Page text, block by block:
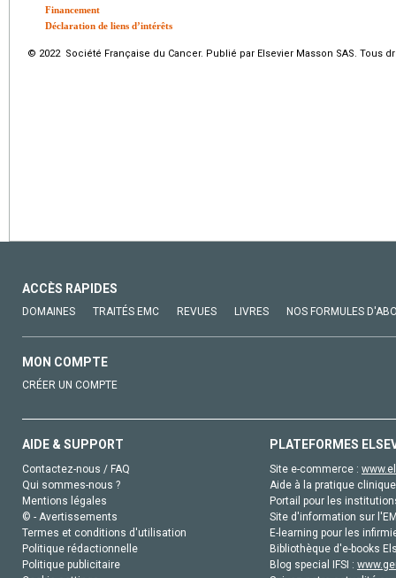
Financement
Déclaration de liens d’intérêts
© 2022 Société Française du Cancer. Publié par Elsevier Masson SAS. Tous
ACCÈS RAPIDES
DOMAINES TRAITÉS EMC REVUES LIVRES NOS FORMULES
MON COMPTE
CRÉER UN COMPTE
AIDE & SUPPORT
Contactez-nous / FAQ
Qui sommes-nous ?
Mentions légales
© - Avertissements
Termes et conditions d'utilisation
Politique rédactionnelle
Politique publicitaire
PLATEFORMES
Site e-commerce :
Aide à la pratique
Portail pour les
Site d'information sur
E-learning pour les
Bibliothèque d'e-books
Blog special IFSI :